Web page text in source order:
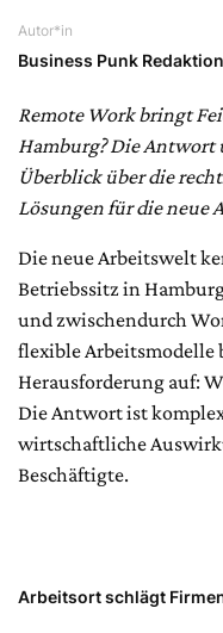
Autor*in
Business Punk Redaktion
Remote Work bringt
Hamburg? Die Antwort
Überblick über die
Lösungen für die neue
Die neue Arbeitswelt
Betriebssitz in
und zwischendurch
flexible Arbeitsmodelle
Herausforderung auf:
Die Antwort ist
wirtschaftliche
Beschäftigte.
Arbeitsort schlägt